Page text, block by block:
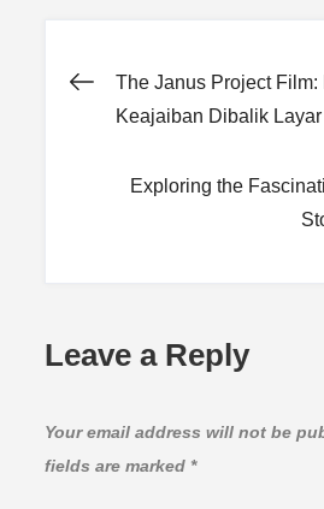
Post
The Janus Project Film:
Keajaiban Dibalik Layar
Exploring the
Leave a Reply
Your email address will not be
fields are marked *